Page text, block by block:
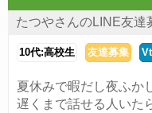
たつやさんのLINE友達
10代:高校生 友達募集
夏休みで暇だし夜ふか
遅くまで話せる人いた